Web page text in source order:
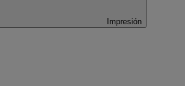
Impresión